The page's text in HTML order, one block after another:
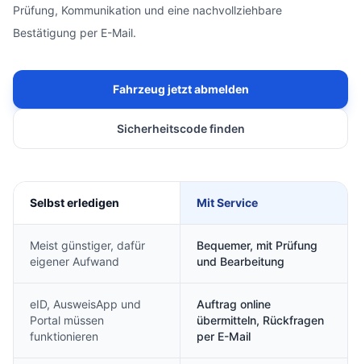
Prüfung, Kommunikation und eine nachvollziehbare
Bestätigung per E-Mail.
Fahrzeug jetzt abmelden
Sicherheitscode finden
Selbst erledigen Mit Service
Meist günstiger, dafür
eigener Aufwand
Bequemer, mit Prüfung
und Bearbeitung
eID, AusweisApp und
Portal müssen
funktionieren
Auftrag online
übermitteln, Rückfragen
per E-Mail